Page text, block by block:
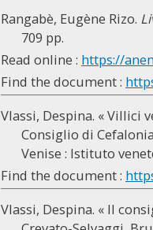
Rangabè, Eugène Rizo.
709 pp.
Read online : https://
Find the document :
Vlassi, Despina. « Villici
Consiglio di
Venise : Istituto
Find the document :
Vlassi, Despina. « Il